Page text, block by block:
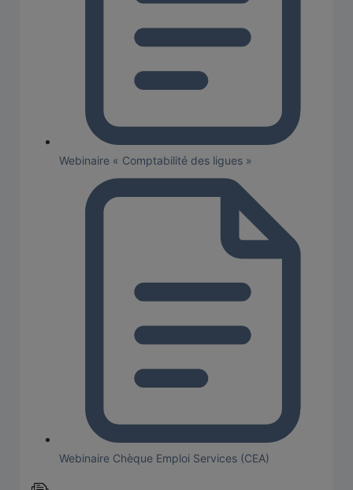
Webinaire « Comptabilité des ligues »
Webinaire Chèque Emploi Services (CEA)